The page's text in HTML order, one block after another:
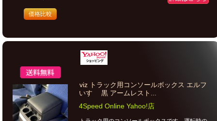
価格比較
viz トラック用コンソールボックス エルフ
いすゞ 黒 アームレスト...
4Speed Online Yahoo!店